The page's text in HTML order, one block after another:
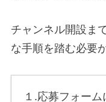
チャンネル開設ま
な手順を踏む必要
１.応募フォーム